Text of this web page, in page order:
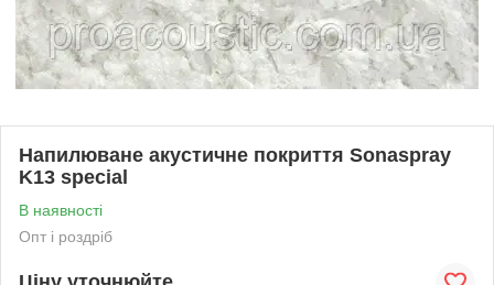
Напилюване акустичне покриття Sonaspray
K13 special
В наявності
Опт і роздріб